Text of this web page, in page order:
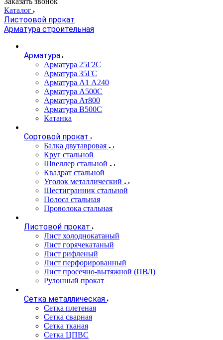
Каталог
Листоовой прокат
Арматура строительная
Арматура
Арматура 25Г2С
Арматура 35ГС
Арматура А1 А240
Арматура А500С
Арматура Ат800
Арматура В500С
Катанка
Сортовой прокат
Балка двутавровая
Круг стальной
Швеллер стальной
Квадрат стальной
Уголок металлический
Шестигранник стальной
Полоса стальная
Проволока стальная
Листовой прокат
Лист холоднокатаный
Лист горячекатаный
Лист рифленый
Лист перфорированный
Лист просечно-вытяжной (ПВЛ)
Рулонный прокат
Сетка металлическая
Сетка плетеная
Сетка сварная
Сетка тканая
Сетка ЦПВС